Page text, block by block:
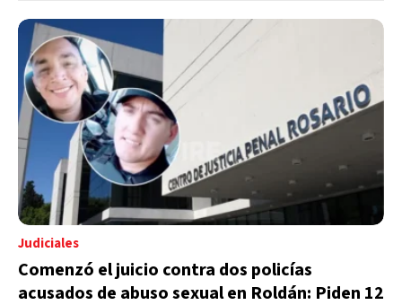
Judiciales
Comenzó el juicio contra dos policías
acusados de abuso sexual en Roldán: Piden 12